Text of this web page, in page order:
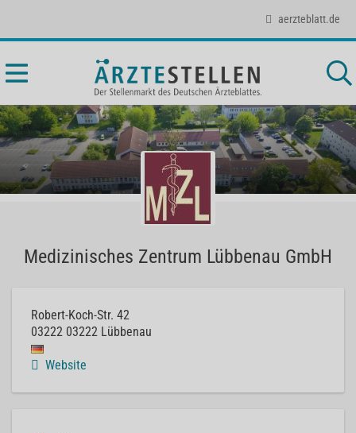
aerzteblatt.de
Medizinisches Zentrum Lübbenau GmbH
Robert-Koch-Str. 42
03222 03222 Lübbenau
Website